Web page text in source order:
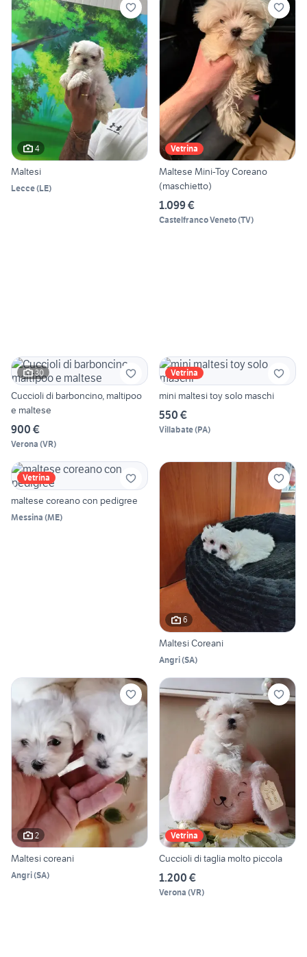
4
Maltesi
Lecce(LE)
Vetrina
Maltese Mini-Toy Coreano
(maschietto)
1.099 €
Castelfranco Veneto(TV)
30
Cuccioli di barboncino, maltipoo
e maltese
900 €
Verona (VR)
Vetrina
mini maltesi toy solo maschi
550 €
Villabate(PA)
Vetrina
maltese coreano con pedigree
Messina (ME)
6
Maltesi Coreani
Angri(SA)
2
Maltesi coreani
Angri(SA)
Vetrina
Cuccioli di taglia molto piccola
1.200 €
Verona (VR)